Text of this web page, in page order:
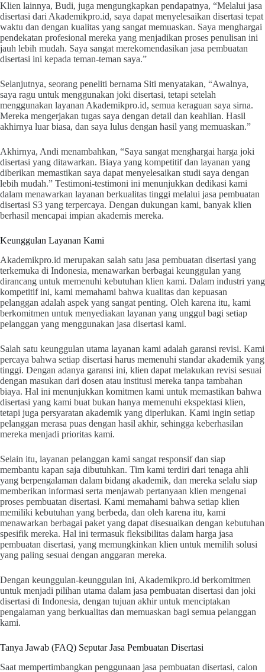
Klien lainnya, Budi, juga mengungkapkan pendapatnya, “Melalui jasa
disertasi dari Akademikpro.id, saya dapat menyelesaikan disertasi tepat
waktu dan dengan kualitas yang sangat memuaskan. Saya menghargai
pendekatan profesional mereka yang menjadikan proses penulisan ini
jauh lebih mudah. Saya sangat merekomendasikan jasa pembuatan
disertasi ini kepada teman-teman saya.”
Selanjutnya, seorang peneliti bernama Siti menyatakan, “Awalnya,
saya ragu untuk menggunakan joki disertasi, tetapi setelah
menggunakan layanan Akademikpro.id, semua keraguan saya sirna.
Mereka mengerjakan tugas saya dengan detail dan keahlian. Hasil
akhirnya luar biasa, dan saya lulus dengan hasil yang memuaskan.”
Akhirnya, Andi menambahkan, “Saya sangat menghargai harga joki
disertasi yang ditawarkan. Biaya yang kompetitif dan layanan yang
diberikan memastikan saya dapat menyelesaikan studi saya dengan
lebih mudah.” Testimoni-testimoni ini menunjukkan dedikasi kami
dalam menawarkan layanan berkualitas tinggi melalui jasa pembuatan
disertasi S3 yang terpercaya. Dengan dukungan kami, banyak klien
berhasil mencapai impian akademis mereka.
Keunggulan Layanan Kami
Akademikpro.id merupakan salah satu jasa pembuatan disertasi yang
terkemuka di Indonesia, menawarkan berbagai keunggulan yang
dirancang untuk memenuhi kebutuhan klien kami. Dalam industri yang
kompetitif ini, kami memahami bahwa kualitas dan kepuasan
pelanggan adalah aspek yang sangat penting. Oleh karena itu, kami
berkomitmen untuk menyediakan layanan yang unggul bagi setiap
pelanggan yang menggunakan jasa disertasi kami.
Salah satu keunggulan utama layanan kami adalah garansi revisi. Kami
percaya bahwa setiap disertasi harus memenuhi standar akademik yang
tinggi. Dengan adanya garansi ini, klien dapat melakukan revisi sesuai
dengan masukan dari dosen atau institusi mereka tanpa tambahan
biaya. Hal ini menunjukkan komitmen kami untuk memastikan bahwa
disertasi yang kami buat bukan hanya memenuhi ekspektasi klien,
tetapi juga persyaratan akademik yang diperlukan. Kami ingin setiap
pelanggan merasa puas dengan hasil akhir, sehingga keberhasilan
mereka menjadi prioritas kami.
Selain itu, layanan pelanggan kami sangat responsif dan siap
membantu kapan saja dibutuhkan. Tim kami terdiri dari tenaga ahli
yang berpengalaman dalam bidang akademik, dan mereka selalu siap
memberikan informasi serta menjawab pertanyaan klien mengenai
proses pembuatan disertasi. Kami memahami bahwa setiap klien
memiliki kebutuhan yang berbeda, dan oleh karena itu, kami
menawarkan berbagai paket yang dapat disesuaikan dengan kebutuhan
spesifik mereka. Hal ini termasuk fleksibilitas dalam harga jasa
pembuatan disertasi, yang memungkinkan klien untuk memilih solusi
yang paling sesuai dengan anggaran mereka.
Dengan keunggulan-keunggulan ini, Akademikpro.id berkomitmen
untuk menjadi pilihan utama dalam jasa pembuatan disertasi dan joki
disertasi di Indonesia, dengan tujuan akhir untuk menciptakan
pengalaman yang berkualitas dan memuaskan bagi semua pelanggan
kami.
Tanya Jawab (FAQ) Seputar Jasa Pembuatan Disertasi
Saat mempertimbangkan penggunaan jasa pembuatan disertasi, calon